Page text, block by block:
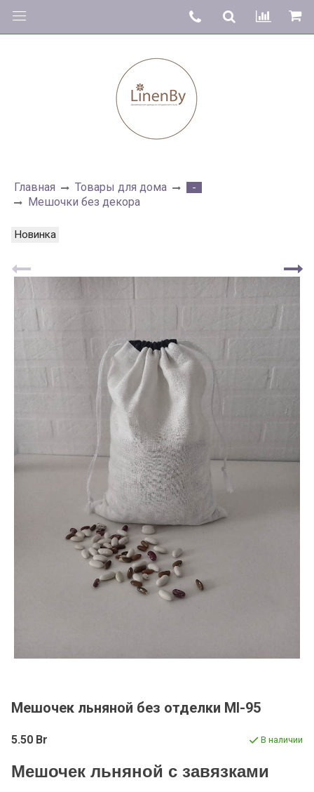
Главная Товары для дома
-
Мешочки без декора
Новинка
Мешочек льняной без отделки MI-95
5.50 Br В наличии
Мешочек льняной с завязками